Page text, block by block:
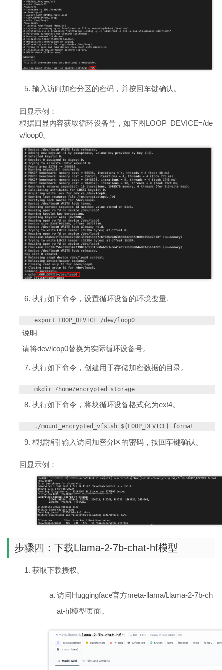
输入访问加密分区的密码，并按回车键确认。
回显示例：
根据回显内容获取循环设备号，如下图LOOP_DEVICE=/de
v/loop0。
执行如下命令，设置循环设备的环境变量。
export LOOP_DEVICE=/dev/loop0
说明
请将dev/loop0替换为实际循环设备号。
执行如下命令，创建用于存储加密数据的目录。
mkdir /home/encrypted_storage
执行如下命令，将块循环设备格式化为ext4。
./mount_encrypted_vfs.sh ${LOOP_DEVICE} format
根据指引输入访问加密分区的密码，按回车键确认。
回显示例：
步骤四：下载Llama-2-7b-chat-hf模型
获取下载授权。
访问Huggingface官方meta-llama/Llama-2-7b-ch
at-hf模型页面。